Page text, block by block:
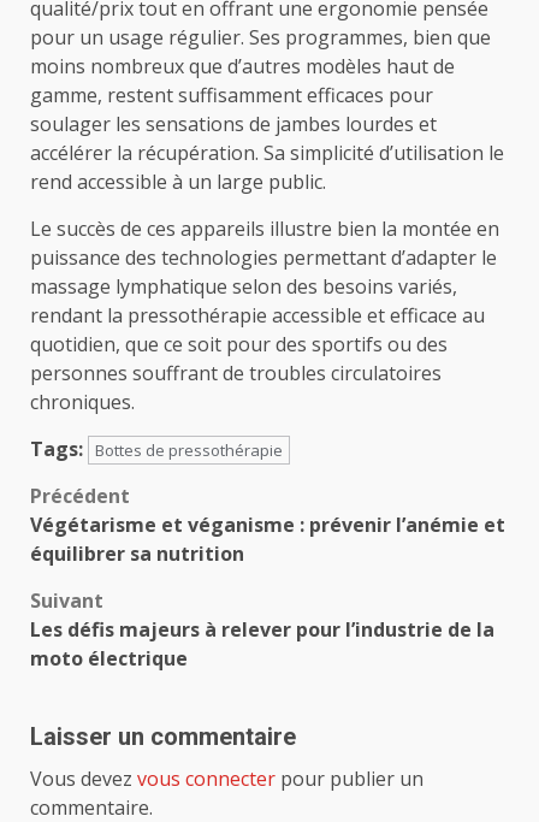
qualité/prix tout en offrant une ergonomie pensée
pour un usage régulier. Ses programmes, bien que
moins nombreux que d’autres modèles haut de
gamme, restent suffisamment efficaces pour
soulager les sensations de jambes lourdes et
accélérer la récupération. Sa simplicité d’utilisation le
rend accessible à un large public.
Le succès de ces appareils illustre bien la montée en
puissance des technologies permettant d’adapter le
massage lymphatique selon des besoins variés,
rendant la pressothérapie accessible et efficace au
quotidien, que ce soit pour des sportifs ou des
personnes souffrant de troubles circulatoires
chroniques.
Tags:
Bottes de pressothérapie
Navigation
d’article
Précédent
Végétarisme et véganisme : prévenir l’anémie et
équilibrer sa nutrition
Suivant
Les défis majeurs à relever pour l’industrie de la
moto électrique
Laisser un commentaire
Vous devez vous connecter pour publier un
commentaire.